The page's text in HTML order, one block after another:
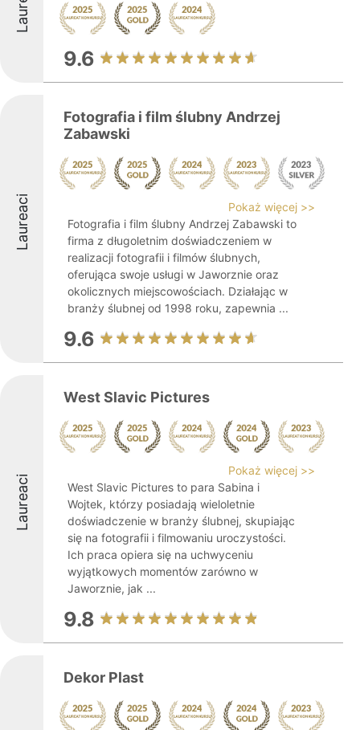
9.6
Laureaci
Fotografia i film ślubny Andrzej
Zabawski
Pokaż więcej >>
Fotografia i film ślubny Andrzej Zabawski to
firma z długoletnim doświadczeniem w
realizacji fotografii i filmów ślubnych,
oferująca swoje usługi w Jaworznie oraz
okolicznych miejscowościach. Działając w
branży ślubnej od 1998 roku, zapewnia ...
9.6
Laureaci
West Slavic Pictures
Pokaż więcej >>
West Slavic Pictures to para Sabina i
Wojtek, którzy posiadają wieloletnie
doświadczenie w branży ślubnej, skupiając
się na fotografii i filmowaniu uroczystości.
Ich praca opiera się na uchwyceniu
wyjątkowych momentów zarówno w
Jaworznie, jak ...
9.8
Dekor Plast